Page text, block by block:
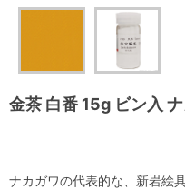
金茶 白番 15g ビン入
ナカガワの代表的な、新岩絵具